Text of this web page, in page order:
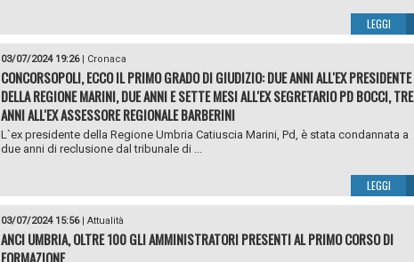
LEGGI
03/07/2024 19:26| Cronaca
CONCORSOPOLI, ECCO IL PRIMO GRADO DI GIUDIZIO: DUE ANNI ALL'EX PRESIDENTE
DELLA REGIONE MARINI, DUE ANNI E SETTE MESI ALL'EX SEGRETARIO PD BOCCI, TRE
ANNI ALL'EX ASSESSORE REGIONALE BARBERINI
L`ex presidente della Regione Umbria Catiuscia Marini, Pd, è stata condannata a
due anni di reclusione dal tribunale di ...
LEGGI
03/07/2024 15:56| Attualità
ANCI UMBRIA, OLTRE 100 GLI AMMINISTRATORI PRESENTI AL PRIMO CORSO DI
FORMAZIONE